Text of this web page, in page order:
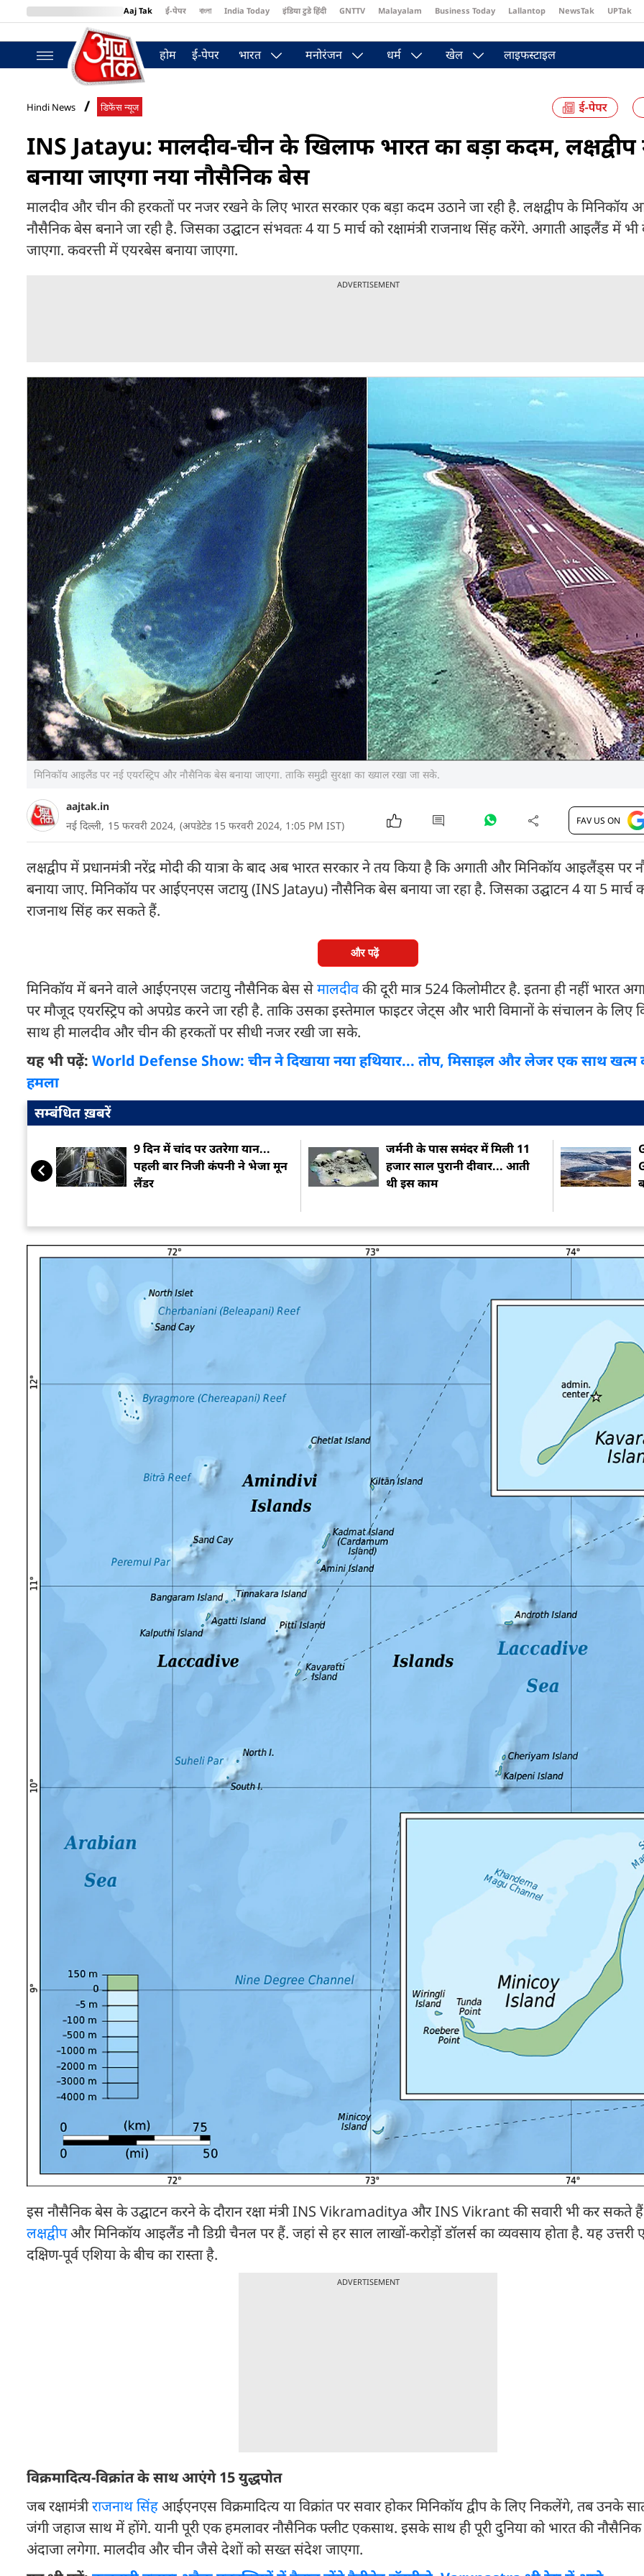
Aaj Tak ई-पेपर বাংলা India Today इंडिया टुडे हिंदी GNTTV Malayalam Business Today Lallantop NewsTak UPTak
BT Bazaar
होम ई-पेपर भारत मनोरंजन धर्म खेल लाइफस्टाइल
Hindi News डिफेंस न्यूज
INS Jatayu: मालदीव-चीन के खिलाफ भारत का बड़ा कदम, लक्षद्वीप
बनाया जाएगा नया नौसैनिक बेस
मालदीव और चीन की हरकतों पर नजर रखने के लिए भारत सरकार एक बड़ा कदम उठाने जा रही है. लक्षद्वीप के मिनिकॉय
नौसैनिक बेस बनाने जा रही है. जिसका उद्घाटन संभवतः 4 या 5 मार्च को रक्षामंत्री राजनाथ सिंह करेंगे. अगाती आइलैंड में भी
जाएगा. कवरत्ती में एयरबेस बनाया जाएगा.
ADVERTISEMENT
मिनिकॉय आइलैंड पर नई एयरस्ट्रिप और नौसैनिक बेस बनाया जाएगा. ताकि समुद्री सुरक्षा का ख्याल रखा जा सके.
aajtak.in
नई दिल्ली, 15 फरवरी 2024, (अपडेटेड 15 फरवरी 2024, 1:05 PM IST) FAV US ON
लक्षद्वीप में प्रधानमंत्री नरेंद्र मोदी की यात्रा के बाद अब भारत सरकार ने तय किया है कि अगाती और मिनिकॉय आइलैंड्स पर
बनाया जाए. मिनिकॉय पर आईएनएस जटायु (INS Jatayu) नौसैनिक बेस बनाया जा रहा है. जिसका उद्घाटन 4 या 5 मार्च को
राजनाथ सिंह कर सकते हैं.
और पढ़ें
मिनिकॉय में बनने वाले आईएनएस जटायु नौसैनिक बेस सेमालदीवकी दूरी मात्र 524 किलोमीटर है. इतना ही नहीं भारत
पर मौजूद एयरस्ट्रिप को अपग्रेड करने जा रही है. ताकि उसका इस्तेमाल फाइटर जेट्स और भारी विमानों के संचालन के लिए
साथ ही मालदीव और चीन की हरकतों पर सीधी नजर रखी जा सके.
यह भी पढ़ें: World Defense Show: चीन ने दिखाया नया हथियार... तोप, मिसाइल और लेजर एक साथ खत्म
हमला
सम्बंधित ख़बरें
9 दिन में चांद पर उतरेगा यान...
पहली बार निजी कंपनी ने भेजा मून
लैंडर
जर्मनी के पास समंदर में मिली 11
हजार साल पुरानी दीवार... आती
थी इस काम
इस नौसैनिक बेस के उद्घाटन करने के दौरान रक्षा मंत्री INS Vikramaditya और INS Vikrant की सवारी भी कर
लक्षद्वीपऔर मिनिकॉय आइलैंड नौ डिग्री चैनल पर हैं. जहां से हर साल लाखों-करोड़ों डॉलर्स का व्यवसाय होता है. यह उत्तरी
दक्षिण-पूर्व एशिया के बीच का रास्ता है.
ADVERTISEMENT
विक्रमादित्य-विक्रांत के साथ आएंगे 15 युद्धपोत
जब रक्षामंत्रीराजनाथ सिंहआईएनएस विक्रमादित्य या विक्रांत पर सवार होकर मिनिकॉय द्वीप के लिए निकलेंगे, तब उनके
जंगी जहाज साथ में होंगे. यानी पूरी एक हमलावर नौसैनिक फ्लीट एकसाथ. इसके साथ ही पूरी दुनिया को भारत की
अंदाजा लगेगा. मालदीव और चीन जैसे देशों को सख्त संदेश जाएगा.